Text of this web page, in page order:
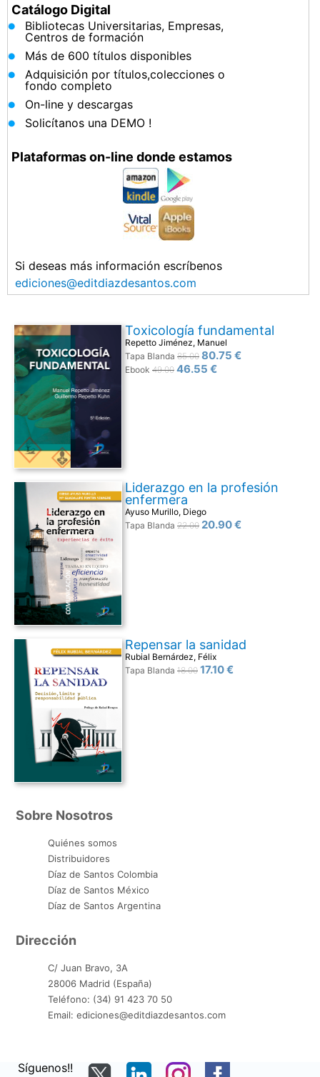
Catálogo Digital
Bibliotecas Universitarias, Empresas,
Centros de formación
Más de 600 títulos disponibles
Adquisición por títulos,colecciones o
fondo completo
On-line y descargas
Solicítanos una DEMO !
Plataformas on-line donde estamos
Si deseas más información escríbenos
ediciones@editdiazdesantos.com
Toxicología fundamental
Repetto Jiménez, Manuel
Tapa Blanda 85.00 80.75 €
Ebook 49.00 46.55 €
Liderazgo en la profesión
enfermera
Ayuso Murillo, Diego
Tapa Blanda 22.00 20.90 €
Repensar la sanidad
Rubial Bernárdez, Félix
Tapa Blanda 18.00 17.10 €
Sobre Nosotros
Quiénes somos
Distribuidores
Díaz de Santos Colombia
Díaz de Santos México
Díaz de Santos Argentina
Dirección
C/ Juan Bravo, 3A
28006 Madrid (España)
Teléfono: (34) 91 423 70 50
Email: ediciones@editdiazdesantos.com
Síguenos!!